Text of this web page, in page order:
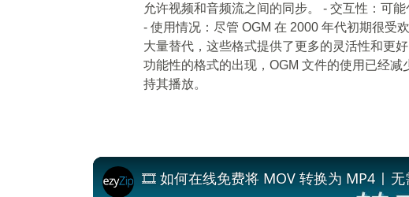
允许视频和音频流之间的同步。 - 交互性：可
- 使用情况：尽管 OGM 在 2000 年代初期很受
大量替代，这些格式提供了更多的灵活性和更
功能性的格式的出现，OGM 文件的使用已经
持其播放。
🎞️ 如何在线免费将 MOV 转换为 MP4 | 无